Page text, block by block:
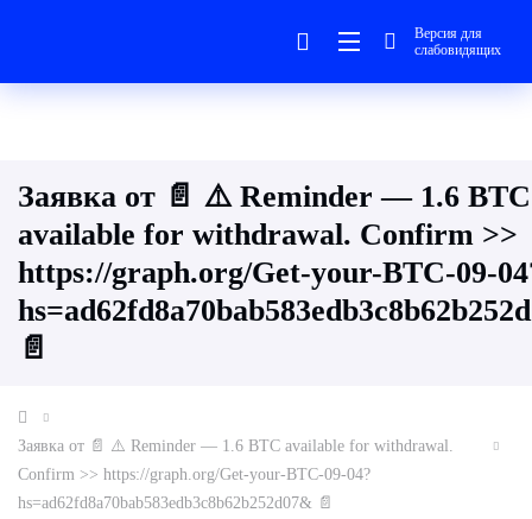
Версия для
слабовидящих
Заявка от 📄 ⚠️ Reminder — 1.6 BTC
available for withdrawal. Confirm >>
https://graph.org/Get-your-BTC-09-
📄
Заявка от 📄 ⚠️ Reminder — 1.6 BTC available for withdrawal.
Confirm >> https://graph.org/Get-your-BTC-09-04?
hs=ad62fd8a70bab583edb3c8b62b252d07& 📄